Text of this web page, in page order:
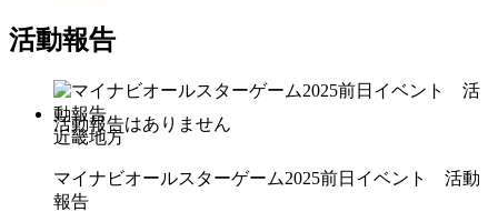
活動報告
近畿地方
マイナビオールスターゲーム2025前日イベント 活動
報告